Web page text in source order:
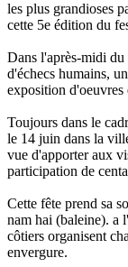
les plus grandioses
cette 5e édition du
Dans l'après-midi
d'échecs humains,
exposition d'oeuvres
Toujours dans le
le 14 juin dans la
vue d'apporter aux
participation de
Cette fête prend sa
nam hai (baleine). a
côtiers organisent
envergure.